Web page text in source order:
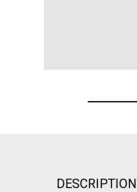
DESCRIPTION